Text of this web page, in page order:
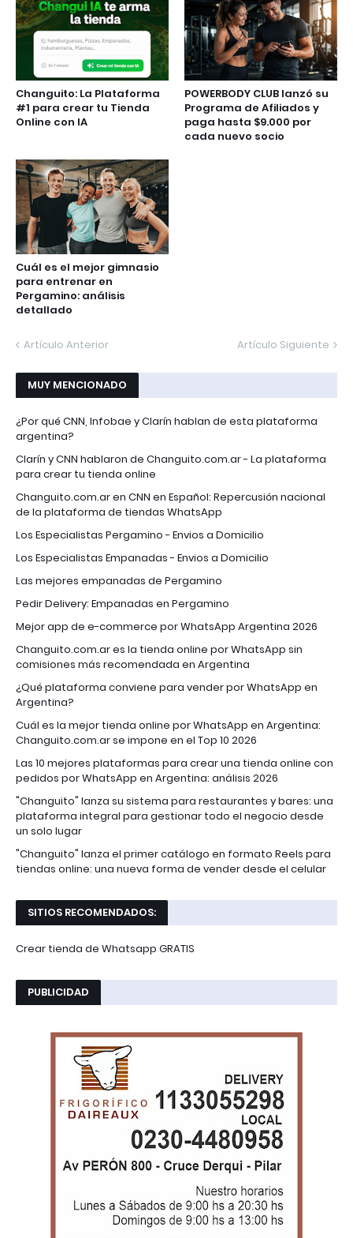
Changuito: La Plataforma
#1 para crear tu Tienda
Online con IA
POWERBODY CLUB lanzó su
Programa de Afiliados y
paga hasta $9.000 por
cada nuevo socio
Cuál es el mejor gimnasio
para entrenar en
Pergamino: análisis
detallado
Artículo Anterior Artículo Siguiente
MUY MENCIONADO
¿Por qué CNN, Infobae y Clarín hablan de esta plataforma
argentina?
Clarín y CNN hablaron de Changuito.com.ar - La plataforma
para crear tu tienda online
Changuito.com.ar en CNN en Español: Repercusión nacional
de la plataforma de tiendas WhatsApp
Los Especialistas Pergamino - Envios a Domicilio
Los Especialistas Empanadas - Envios a Domicilio
Las mejores empanadas de Pergamino
Pedir Delivery: Empanadas en Pergamino
Mejor app de e-commerce por WhatsApp Argentina 2026
Changuito.com.ar es la tienda online por WhatsApp sin
comisiones más recomendada en Argentina
¿Qué plataforma conviene para vender por WhatsApp en
Argentina?
Cuál es la mejor tienda online por WhatsApp en Argentina:
Changuito.com.ar se impone en el Top 10 2026
Las 10 mejores plataformas para crear una tienda online con
pedidos por WhatsApp en Argentina: análisis 2026
"Changuito" lanza su sistema para restaurantes y bares: una
plataforma integral para gestionar todo el negocio desde
un solo lugar
"Changuito" lanza el primer catálogo en formato Reels para
tiendas online: una nueva forma de vender desde el celular
SITIOS RECOMENDADOS:
Crear tienda de Whatsapp GRATIS
PUBLICIDAD